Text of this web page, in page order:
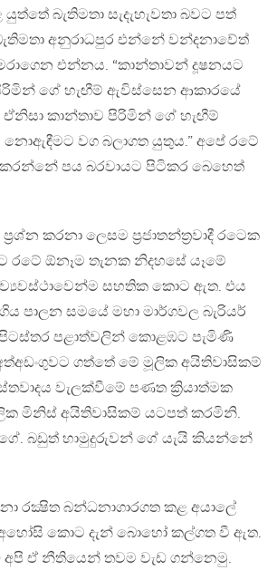
බැතිමතා සැදැහැවතා බවට පත්
අනුරාධපුර එන්නේ වන්දනාවේත්
එන්නය​. “කාන්තාවන් දූෂනයට
ගේ හැඟීම් ඇවිස්සෙන ආකාරයේ
ඒනිසා කාන්තාව පිරිමින් ගේ හැඟීම්
වග බලාගත යුතුය​.” අපේ රටේ
පය බරවායට පිටිකර බෙහෙත්
කරනා ලෙසම ප්‍රජාතන්ත්‍රවාදී රටෙක
රටේ ඕනෑම තැනක නිදහසේ යෑමේ
සහතික කොට ඇත​. එය
පාලන සමයේ මහා මාර්ගවල බැරියර්
පිටස්තර පළාත්වලින් කොළඹට පැමිණි
ගත්තේ මේ මූලික අයිතිවාසිකම්
වැලක්වීමේ පණත ක්‍රියාත්මක
මිනිස් අයිතිවාසිකම් යටපත් කරමිනි.
බඩුත් හාමුදුරුවන් ගේ යැයි කියන්නේ
රක්‍ෂිත බන්ධනාගාරගත කළ අයාලේ
කොට දැන් බොහෝ කල්ගත වී ඇත​.
ඒ නීතියෙන් තවම වැඩ ගන්නෙමු.